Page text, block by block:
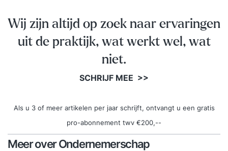
Wij zijn altijd op zoek naar ervaringen
uit de praktijk, wat werkt wel, wat
niet.
SCHRIJF MEE >>
Als u 3 of meer artikelen per jaar schrijft, ontvangt u een gratis
pro-abonnement twv €200,--
Meer over Ondernemerschap